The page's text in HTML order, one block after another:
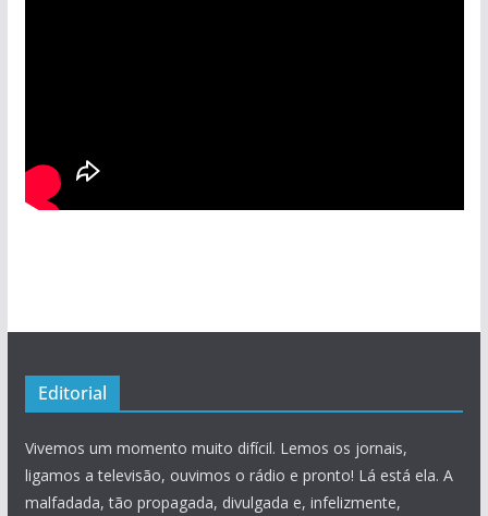
Editorial
Vivemos um momento muito difícil. Lemos os jornais,
ligamos a televisão, ouvimos o rádio e pronto! Lá está ela. A
malfadada, tão propagada, divulgada e, infelizmente,